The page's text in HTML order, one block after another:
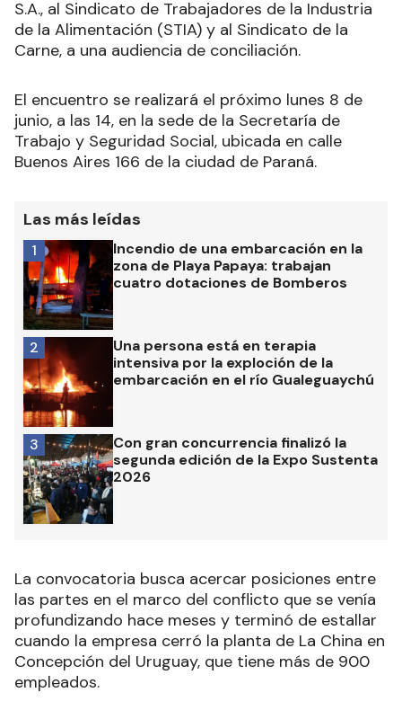
S.A., al Sindicato de Trabajadores de la Industria
de la Alimentación (STIA) y al Sindicato de la
Carne, a una audiencia de conciliación.
El encuentro se realizará el próximo lunes 8 de
junio, a las 14, en la sede de la Secretaría de
Trabajo y Seguridad Social, ubicada en calle
Buenos Aires 166 de la ciudad de Paraná.
Las más leídas
Incendio de una embarcación en la
zona de Playa Papaya: trabajan
cuatro dotaciones de Bomberos
1
Una persona está en terapia
intensiva por la exploción de la
embarcación en el río Gualeguaychú
2
Con gran concurrencia finalizó la
segunda edición de la Expo Sustenta
2026
3
La convocatoria busca acercar posiciones entre
las partes en el marco del conflicto que se venía
profundizando hace meses y terminó de estallar
cuando la empresa cerró la planta de La China en
Concepción del Uruguay, que tiene más de 900
empleados.